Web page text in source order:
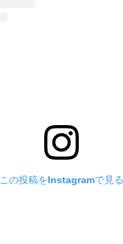
この投稿をInstagramで見る